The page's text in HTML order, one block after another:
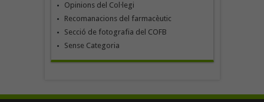
Opinions del Col·legi
Recomanacions del farmacèutic
Secció de fotografia del COFB
Sense Categoria